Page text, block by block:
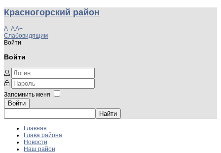
Красногорский район
A-AA+
Слабовидящим
Войти
Войти
Запомнить меня
Войти
Главная
Глава района
Новости
Наш район